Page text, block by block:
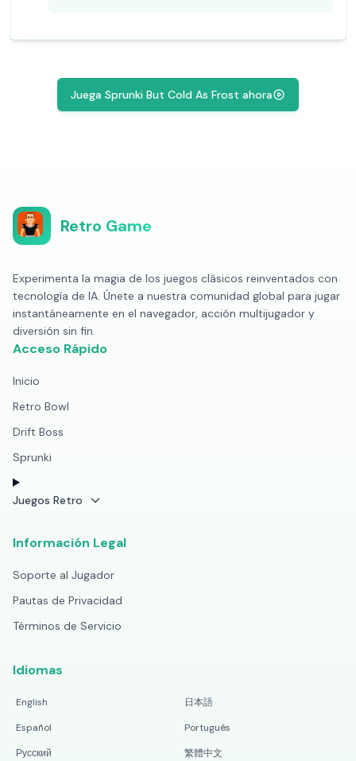
Juega Sprunki But Cold As Frost ahora
Retro Game
Experimenta la magia de los juegos clásicos reinventados con
tecnología de IA. Únete a nuestra comunidad global para jugar
instantáneamente en el navegador, acción multijugador y
diversión sin fin.
Acceso Rápido
Inicio
Retro Bowl
Drift Boss
Sprunki
Juegos Retro
Información Legal
Soporte al Jugador
Pautas de Privacidad
Términos de Servicio
Idiomas
English
日本語
Español
Português
Русский
繁體中文